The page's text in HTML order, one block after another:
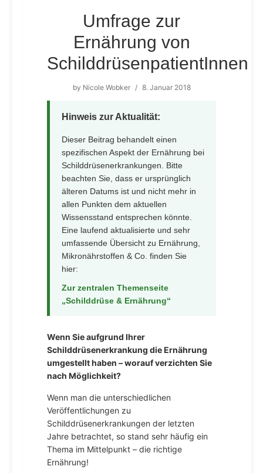
Umfrage zur
Ernährung von
SchilddrüsenpatientInnen
by Nicole Wobker / 8. Januar 2018
Hinweis zur Aktualität:
Dieser Beitrag behandelt einen
spezifischen Aspekt der Ernährung bei
Schilddrüsenerkrankungen. Bitte
beachten Sie, dass er ursprünglich
älteren Datums ist und nicht mehr in
allen Punkten dem aktuellen
Wissensstand entsprechen könnte.
Eine laufend aktualisierte und sehr
umfassende Übersicht zu Ernährung,
Mikronährstoffen & Co. finden Sie
hier:
Zur zentralen Themenseite
„Schilddrüse & Ernährung“
Wenn Sie aufgrund Ihrer
Schilddrüsenerkrankung die Ernährung
umgestellt haben – worauf verzichten Sie
nach Möglichkeit?
Wenn man die unterschiedlichen
Veröffentlichungen zu
Schilddrüsenerkrankungen der letzten
Jahre betrachtet, so stand sehr häufig ein
Thema im Mittelpunkt – die richtige
Ernährung!